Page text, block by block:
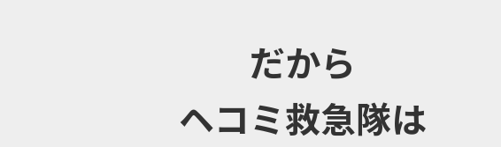
だから
ヘコミ救急隊は